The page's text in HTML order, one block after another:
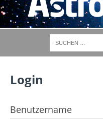
Login
Benutzername